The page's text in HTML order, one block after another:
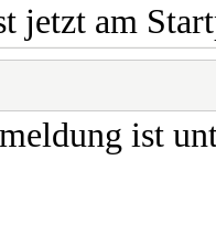
jetzt am
ist